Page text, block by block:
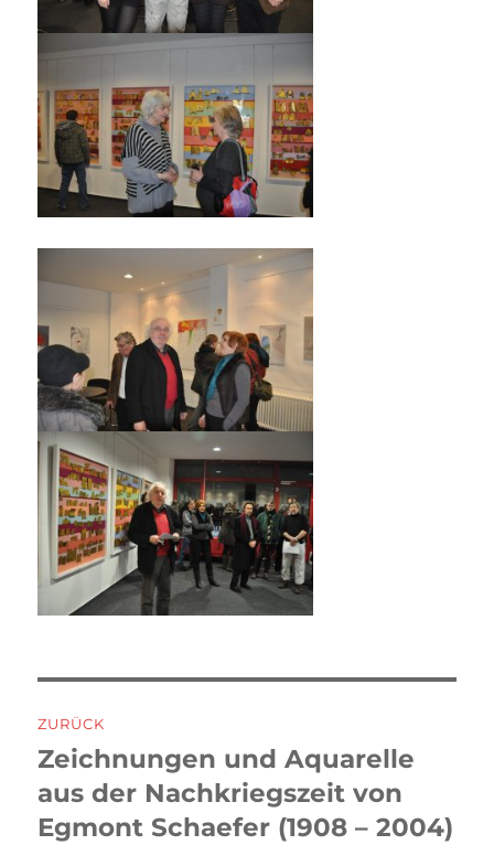
ZURÜCK
Vorheriger
Beitrag:
Zeichnungen und Aquarelle
aus der Nachkriegszeit von
Egmont Schaefer (1908 – 2004)